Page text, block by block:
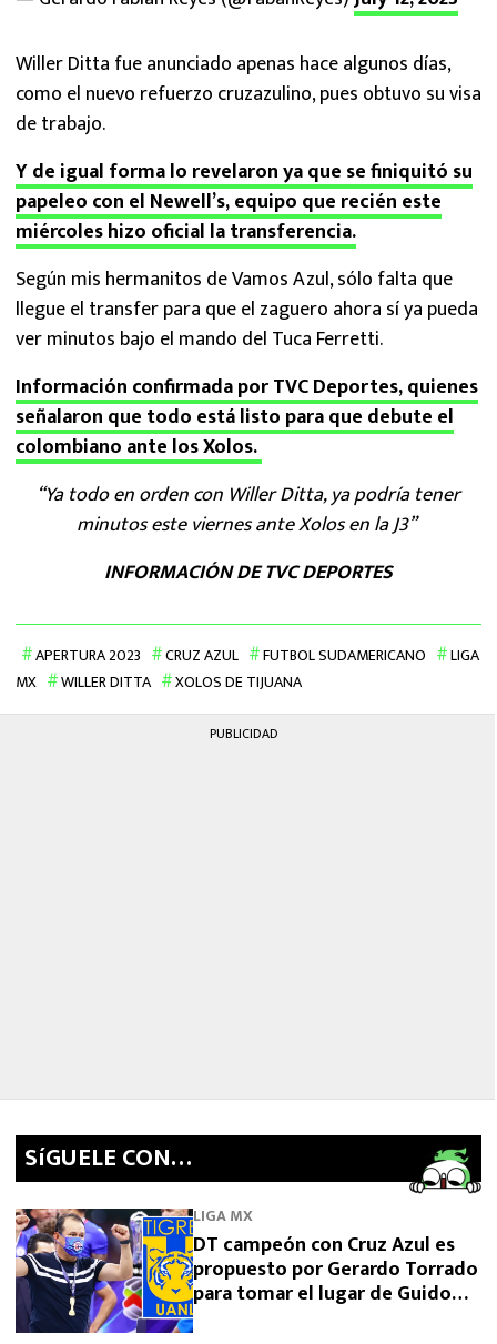
Willer Ditta fue anunciado apenas hace algunos días,
como el nuevo refuerzo cruzazulino, pues obtuvo su visa
de trabajo.
Y de igual forma lo revelaron ya que se finiquitó su
papeleo con el Newell’s, equipo que recién este
miércoles hizo oficial la transferencia.
Según mis hermanitos de Vamos Azul, sólo falta que
llegue el transfer para que el zaguero ahora sí ya pueda
ver minutos bajo el mando del Tuca Ferretti.
Información confirmada por TVC Deportes, quienes
señalaron que todo está listo para que debute el
colombiano ante los Xolos.
“Ya todo en orden con Willer Ditta, ya podría tener
minutos este viernes ante Xolos en la J3”
INFORMACIÓN DE TVC DEPORTES
APERTURA 2023 CRUZ AZUL FUTBOL SUDAMERICANO
LIGA
MX
WILLER DITTA XOLOS DE TIJUANA
PUBLICIDAD
SíGUELE CON…
LIGA MX
DT campeón con Cruz Azul es
propuesto por Gerardo Torrado
para tomar el lugar de Guido